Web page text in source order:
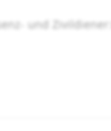
und